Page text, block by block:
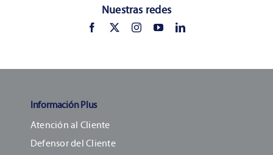
Nuestras redes
Información Plus
Atención al Cliente
Defensor del Cliente